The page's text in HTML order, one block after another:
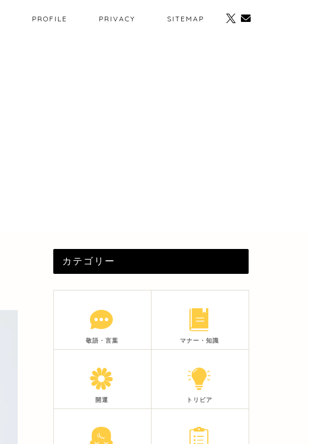
PROFILE PRIVACY SITEMAP
カテゴリー
敬語・言葉 マナー・知識
開運 トリビア